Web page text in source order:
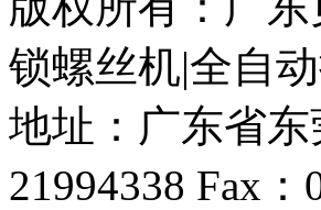
锁螺丝机|全自
地址：广东省
21994338 Fax